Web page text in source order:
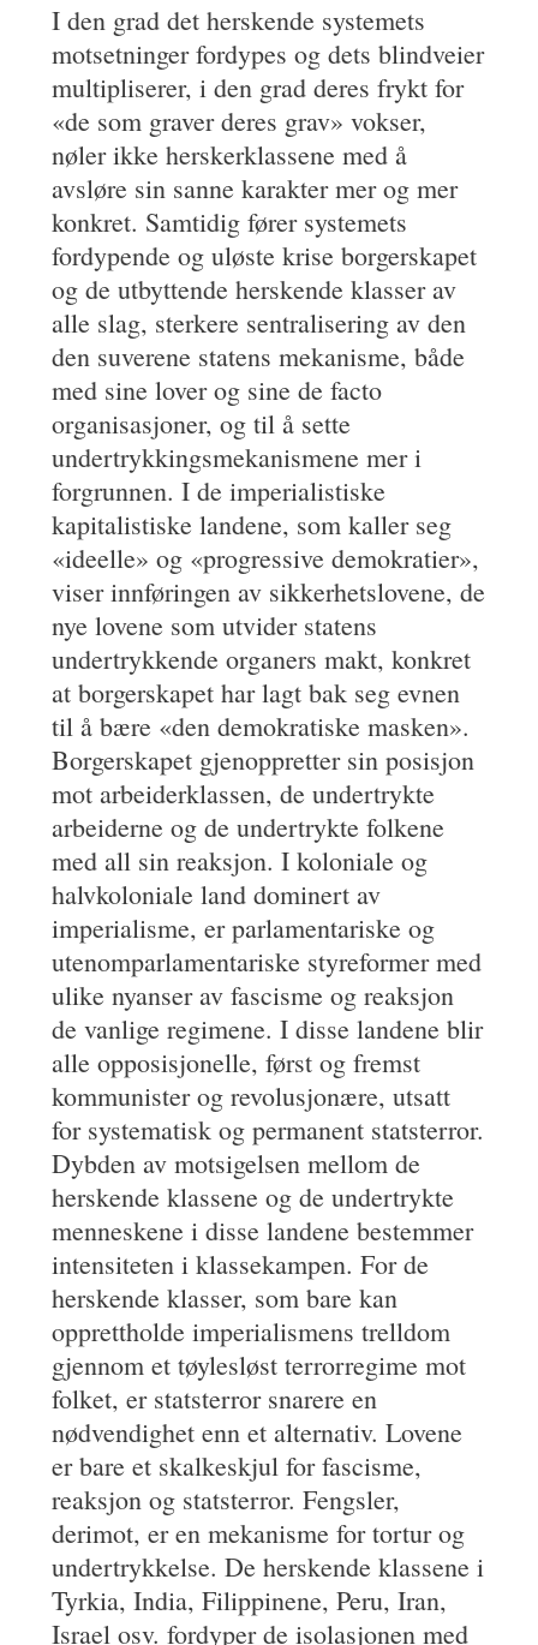
I den grad det herskende systemets
motsetninger fordypes og dets blindveier
multipliserer, i den grad deres frykt for
«de som graver deres grav» vokser,
nøler ikke herskerklassene med å
avsløre sin sanne karakter mer og mer
konkret. Samtidig fører systemets
fordypende og uløste krise borgerskapet
og de utbyttende herskende klasser av
alle slag, sterkere sentralisering av den
den suverene statens mekanisme, både
med sine lover og sine de facto
organisasjoner, og til å sette
undertrykkingsmekanismene mer i
forgrunnen. I de imperialistiske
kapitalistiske landene, som kaller seg
«ideelle» og «progressive demokratier»,
viser innføringen av sikkerhetslovene, de
nye lovene som utvider statens
undertrykkende organers makt, konkret
at borgerskapet har lagt bak seg evnen
til å bære «den demokratiske masken».
Borgerskapet gjenoppretter sin posisjon
mot arbeiderklassen, de undertrykte
arbeiderne og de undertrykte folkene
med all sin reaksjon. I koloniale og
halvkoloniale land dominert av
imperialisme, er parlamentariske og
utenomparlamentariske styreformer med
ulike nyanser av fascisme og reaksjon
de vanlige regimene. I disse landene blir
alle opposisjonelle, først og fremst
kommunister og revolusjonære, utsatt
for systematisk og permanent statsterror.
Dybden av motsigelsen mellom de
herskende klassene og de undertrykte
menneskene i disse landene bestemmer
intensiteten i klassekampen. For de
herskende klasser, som bare kan
opprettholde imperialismens trelldom
gjennom et tøylesløst terrorregime mot
folket, er statsterror snarere en
nødvendighet enn et alternativ. Lovene
er bare et skalkeskjul for fascisme,
reaksjon og statsterror. Fengsler,
derimot, er en mekanisme for tortur og
undertrykkelse. De herskende klassene i
Tyrkia, India, Filippinene, Peru, Iran,
Israel osv. fordyper de isolasjonen med